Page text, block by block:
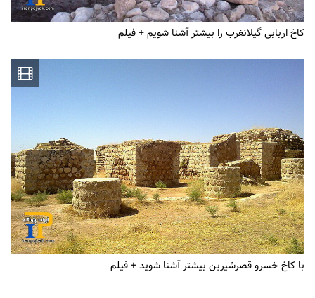
کاخ اربابی گیلانغرب را بیشتر آشنا شویم + فیلم
با کاخ خسرو قصرشیرین بیشتر آشنا شوید + فیلم